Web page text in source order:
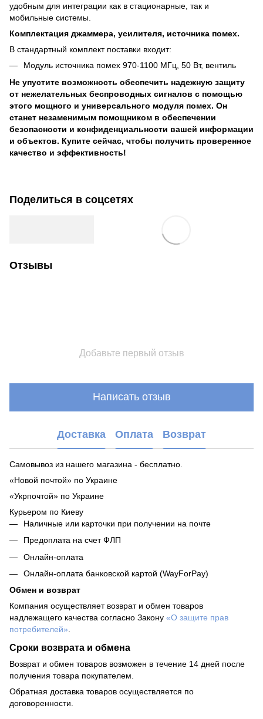
удобным для интеграции как в стационарные, так и
мобильные системы.
Комплектация джаммера, усилителя, источника помех.
В стандартный комплект поставки входит:
Модуль источника помех 970-1100 МГц, 50 Вт, вентиль
Не упустите возможность обеспечить надежную защиту
от нежелательных беспроводных сигналов с помощью
этого мощного и универсального модуля помех. Он
станет незаменимым помощником в обеспечении
безопасности и конфиденциальности вашей информации
и объектов. Купите сейчас, чтобы получить проверенное
качество и эффективность!
Поделиться в соцсетях
Отзывы
Добавьте первый отзыв
Написать отзыв
Доставка Оплата Возврат
Самовывоз из нашего магазина - бесплатно.
«Новой почтой» по Украине
«Укрпочтой» по Украине
Курьером по Киеву
Наличные или карточки при получении на почте
Предоплата на счет ФЛП
Онлайн-оплата
Онлайн-оплата банковской картой (WayForPay)
Обмен и возврат
Компания осуществляет возврат и обмен товаров
надлежащего качества согласно Закону «О защите прав
потребителей».
Сроки возврата и обмена
Возврат и обмен товаров возможен в течение 14 дней после
получения товара покупателем.
Обратная доставка товаров осуществляется по
договоренности.